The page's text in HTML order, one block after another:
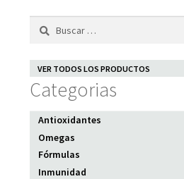
Buscar:
VER TODOS LOS PRODUCTOS
Categorias
Antioxidantes
Omegas
Fórmulas
Inmunidad